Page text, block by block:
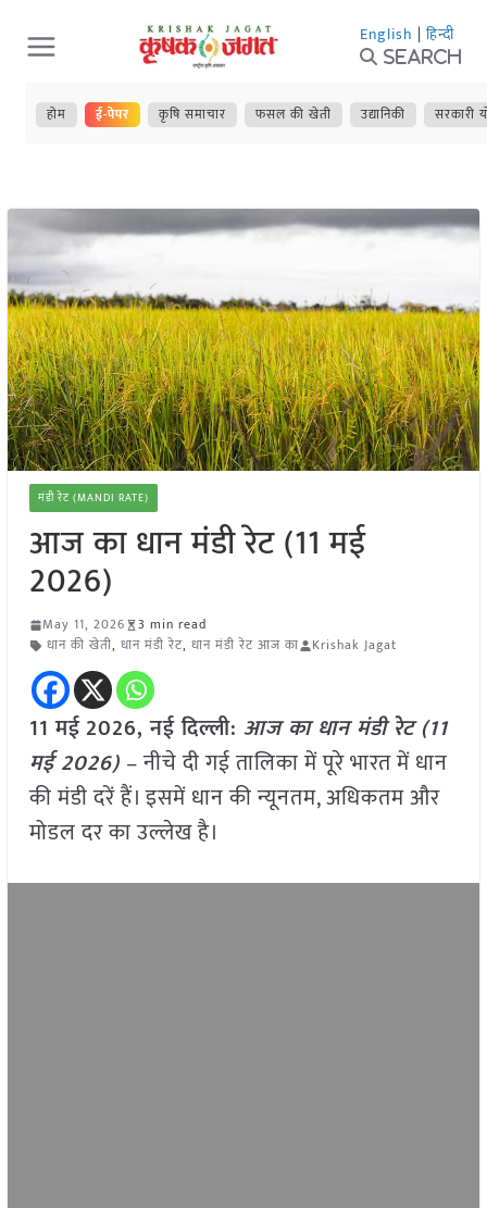
Skip
to
content
English | हिन्दी
Search
होम ई-पेपर कृषि समाचार फसल की खेती उद्यानिकी सरकारी
मंडी रेट (MANDI RATE)
आज का धान मंडी रेट (11 मई
2026)
May 11, 2026
3 min read
धान की खेती, धान मंडी रेट, धान मंडी रेट आज का Krishak Jagat
11 मई2026, नई दिल्ली: आज का धान मंडी रेट (11
मई 2026) – नीचे दी गई तालिका में पूरे भारत में धान
की मंडी दरें हैं। इसमें धान की न्यूनतम, अधिकतम और
मोडल दर का उल्लेख है।